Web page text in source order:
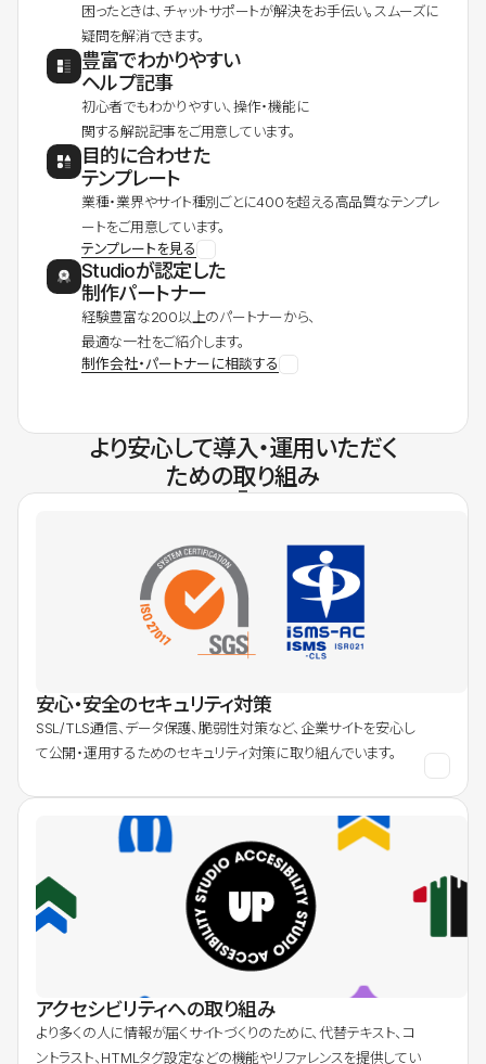
困ったときは、チャットサポートが解決をお手伝い。スムーズに
疑問を解消できます。
豊富でわかりやすい
ヘルプ記事
初心者でもわかりやすい、操作・機能に
関する解説記事をご用意しています。
目的に合わせた
テンプレート
業種・業界やサイト種別ごとに400を超える高品質なテンプレ
ートをご用意しています。
テンプレートを見る
Studioが認定した
制作パートナー
経験豊富な200以上のパートナーから、
最適な一社をご紹介します。
制作会社・パートナーに相談する
より安心して導入・運用いただく
ための取り組み
安心・安全のセキュリティ対策
SSL/TLS通信、データ保護、脆弱性対策など、企業サイトを安心し
て公開・運用するためのセキュリティ対策に取り組んでいます。
アクセシビリティへの取り組み
より多くの人に情報が届くサイトづくりのために、代替テキスト、コ
ントラスト、HTMLタグ設定などの機能やリファレンスを提供してい